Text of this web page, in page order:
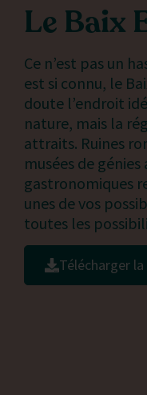
Le Baix
Ce n’est pas un
est si connu, le
doute l’endroit
nature, mais la
attraits. Ruines
musées de
gastronomiques
unes de vos
toutes les
Télécharger